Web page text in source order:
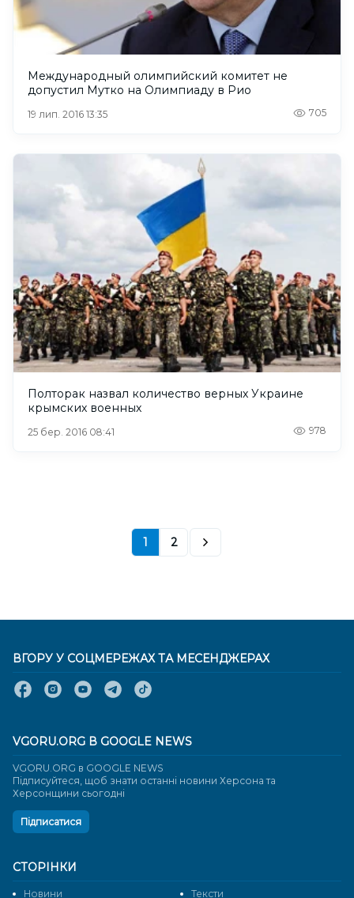
Международный олимпийский комитет не
допустил Мутко на Олимпиаду в Рио
19 лип. 2016 13:35 705
Полторак назвал количество верных Украине
крымских военных
25 бер. 2016 08:41 978
1 2
СТОРІНКИ
Новини
Тексти
ВГОРУ У СОЦМЕРЕЖАХ ТА МЕСЕНДЖЕРАХ
VGORU.ORG В GOOGLE NEWS
VGORU.ORG в GOOGLE NEWS
Підписуйтеся, щоб знати останні новини Херсона та
Херсонщини сьогодні
Підписатися